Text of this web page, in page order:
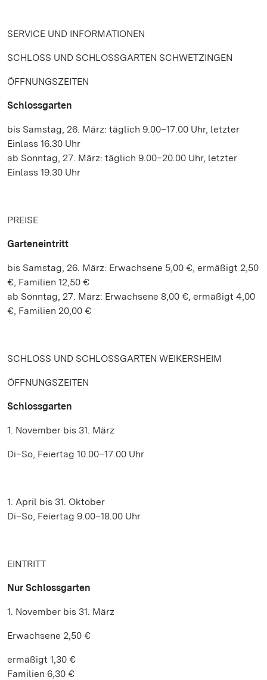
SERVICE UND INFORMATIONEN
SCHLOSS UND SCHLOSSGARTEN SCHWETZINGEN
ÖFFNUNGSZEITEN
Schlossgarten
bis Samstag, 26. März: täglich 9.00–17.00 Uhr, letzter
Einlass 16.30 Uhr
ab Sonntag, 27. März: täglich 9.00–20.00 Uhr, letzter
Einlass 19.30 Uhr
PREISE
Garteneintritt
bis Samstag, 26. März: Erwachsene 5,00 €, ermäßigt 2,50
€, Familien 12,50 €
ab Sonntag, 27. März: Erwachsene 8,00 €, ermäßigt 4,00
€, Familien 20,00 €
SCHLOSS UND SCHLOSSGARTEN WEIKERSHEIM
ÖFFNUNGSZEITEN
Schlossgarten
1. November bis 31. März
Di–So, Feiertag 10.00–17.00 Uhr
1. April bis 31. Oktober
Di–So, Feiertag 9.00–18.00 Uhr
EINTRITT
Nur Schlossgarten
1. November bis 31. März
Erwachsene 2,50 €
ermäßigt 1,30 €
Familien 6,30 €